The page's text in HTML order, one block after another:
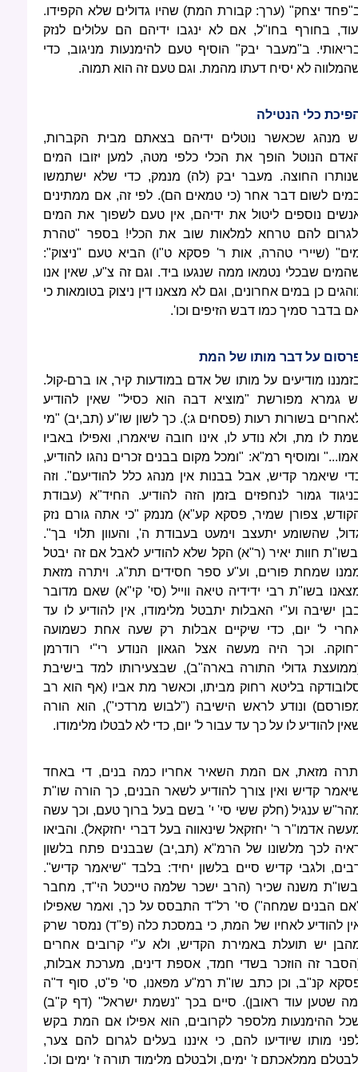
יצחק" (ערך: קבורת המת) שהיו גדולים שלא הקפידו.
בחורף בחו"ל, אם לא ינגבו ידיהם הם עלולים לנזק
ב"מעבר יבק" הוסיף טעם להימנעות מניגוב, כדי
לא יסיח דעתו מהמת. וגם טעם זה הוא תמוה.
כלי הנטילה
מנהג שכאשר נוטלים ידיהם בצאתם מבית הקברות,
הנוטל הופך את הכלי כלפי מטה, למען יזובו המים
החוצה. מעבר יבק (לה) מנמק, כדי שלא ישתמשו
לשום דבר אחר (כי טמאים הם). לפי זה, אם ממתינים
נוספים ליטול את ידיהם, אין טעם לשפוך את המים
להם טרחא למלאות שוב את הכלי! בספר "טהרת
(שיירי טהרה, אות ר' פסקא ט"ו) הביא טעם "ניצוק":
שבכלי נטמאו ממה שנגעו ביד. וגם זה צ"ע, שאין אנו
כן במים אחרונים, וגם לא מצאנו דין ניצוק בטומאות כי
בדבר סמיך כמו דבש הזיפים וכו'.
על דבר מותו של המת
מודיעים על מותו של אדם במודעות קיר, או ברם-קול.
גמרא מפורשת "מוציא דבה הוא כסיל" שאין להודיע
בשורות רעות (פסחים ג:). כך לשון שו"ע (תב,יב) "מי
לו מת, ולא נודע לו, אינו חובה שיאמרו, ואפילו באביו
ומוסיף רמ"א: "ומכל מקום בבנים זכרים נהגו להודיע,
שיאמר קדיש, אבל בבנות אין מנהג כלל להודיעם". וזה
גמור לנחפזים בזמן הזה להודיע. החיד"א (עבודת
צפורן שמיר, פסקא קע"א) מנמק "כי אתה גורם נזק
שהשומע יתעצב וימעט בעבודת ה', והעוון תלוי בך".
חוות יאיר (ר"א) הקל שלא להודיע לאבל אם זה יבטל
שמחת פורים, וע"ע ספר חסידים תת"ג. ויתרה מזאת
בשו"ת רבי ידידיה טיאה ווייל (סי' קי"א) שאם מדובר
ישיבה וע"י האבלות יתבטל מלימודו, אין להודיע לו עד
ל' יום, כדי שיקיים אבלות רק שעה אחת כשמועה
וכך היה מעשה אצל הגאון הנודע רי"י רודרמן
גדולי התורה בארה"ב), שבצעירותו למד בישיבת
בליטא רחוק מביתו, וכאשר מת אביו (אף הוא רב
ונודע לראש הישיבה ("לבוש מרדכי"), הוא הורה
להודיע לו על כך עד עבור ל' יום, כדי לא לבטלו מלימודו.
מזאת, אם המת השאיר אחריו כמה בנים, די באחד
קדיש ואין צורך להודיע לשאר הבנים, כך הורה שו"ת
ענגיל (חלק ששי סי' י' בשם בעל ברוך טעם, וכך עשה
אדמו"ר ר' יחזקאל שינאווה בעל דברי יחזקאל). והביאו
לכך מלשונו של הרמ"א (תב,יב) שבבנים פתח בלשון
ולגבי קדיש סיים בלשון יחיד: בלבד "שיאמר קדיש".
משנה שכיר (הרב ישכר שלמה טייכטל הי"ד, מחבר
הבנים שמחה") סי' רל"ד התבסס על כך, ואמר שאפילו
להודיע לאחיו של המת, כי במסכת כלה (פ"ד) נמסר שרק
יש תועלת באמירת הקדיש, ולא ע"י קרובים אחרים
זה הוזכר בשדי חמד, אספת דינים, מערכת אבלות,
קנ"ב, וכן כתב שו"ת רמ"ע מפאנו, סי' פ"ט, סוף ד"ה
שטען עוד ראובן). סיים בכך "נשמת ישראל" (דף ק"ב)
ההימנעות מלספר לקרובים, הוא אפילו אם המת בקש
מותו שיודיעו להם, כי איננו בעלים לגרום להם צער,
ממלאכתם ז' ימים, ולבטלם מלימוד תורה ז' ימים וכו'.